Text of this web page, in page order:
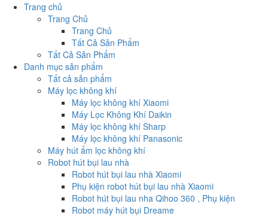
Trang chủ
Trang Chủ
Trang Chủ
Tất Cả Sản Phẩm
Tất Cả Sản Phẩm
Danh mục sản phẩm
Tất cả sản phẩm
Máy lọc không khí
Máy lọc không khí Xiaomi
Máy Lọc Không Khí Daikin
Máy lọc không khí Sharp
Máy lọc không khí Panasonic
Máy hút ẩm lọc không khí
Robot hút bụi lau nhà
Robot hút bụi lau nhà Xiaomi
Phụ kiện robot hút bụi lau nhà Xiaomi
Robot hút bụi lau nha Qihoo 360 , Phụ kiện
Robot máy hút bụi Dreame